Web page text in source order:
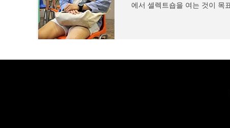
에서 셀렉트숍을 여는 것이 목